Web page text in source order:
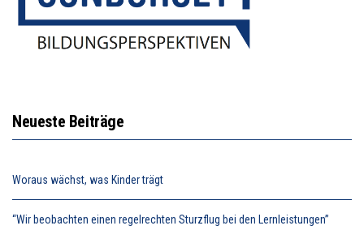
Neueste Beiträge
Woraus wächst, was Kinder trägt
“Wir beobachten einen regelrechten Sturzflug bei den Lernleistungen”